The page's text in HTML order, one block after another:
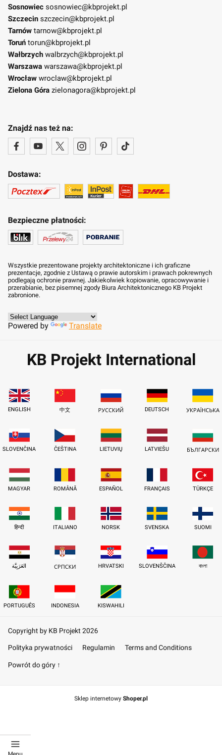
Sosnowiec sosnowiec@kbprojekt.pl
Szczecin szczecin@kbprojekt.pl
Tarnów tarnow@kbprojekt.pl
Toruń torun@kbprojekt.pl
Wałbrzych walbrzych@kbprojekt.pl
Warszawa warszawa@kbprojekt.pl
Wrocław wroclaw@kbprojekt.pl
Zielona Góra zielonagora@kbprojekt.pl
Znajdź nas też na:
Dostawa:
Bezpieczne płatności:
Wszystkie prezentowane projekty architektoniczne i ich graficzne
prezentacje, zgodnie z Ustawą o prawie autorskim i prawach pokrewnych
podlegają ochronie prawnej. Jakiekolwiek kopiowanie, opracowywanie i
przerabianie, bez pisemnej zgody Biura Architektonicznego KB Projekt
zabronione.
Powered by Translate
KB Projekt International
ENGLISH 中文 РУССКИЙ DEUTSCH УКРАЇНСЬКА
SLOVENČINA ČEŠTINA LIETUVIŲ LATVIEŠU БЪЛГАРСКИ
MAGYAR ROMÂNĂ ESPAÑOL FRANÇAIS TÜRKÇE
हिन्दी ITALIANO NORSK SVENSKA SUOMI
العَرَبِيَّة СРПСКИ HRVATSKI SLOVENŠČINA বাংলা
PORTUGUÊS INDONESIA KISWAHILI
Copyright by KB Projekt 2026
Polityka prywatności Regulamin Terms and Conditions
Powrót do góry ↑
Sklep internetowy Shoper.pl